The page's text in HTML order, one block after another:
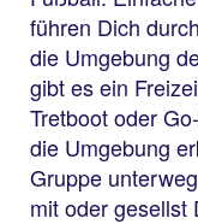
führen Dich
die Umgebung
gibt es ein
Tretboot oder
die Umgebung
Gruppe
mit oder gesellst